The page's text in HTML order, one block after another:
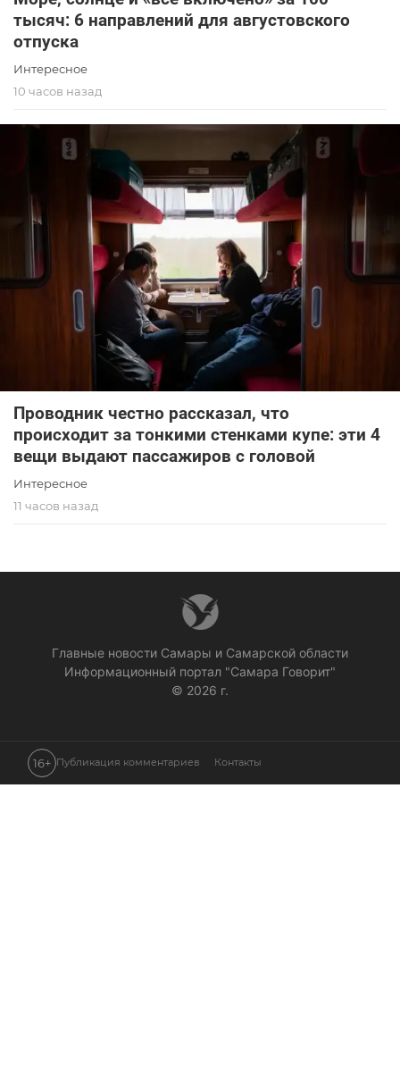
тысяч: 6 направлений для августовского
отпуска
Интересное
10 часов назад
Проводник честно рассказал, что
происходит за тонкими стенками купе: эти 4
вещи выдают пассажиров с головой
Интересное
11 часов назад
Главные новости Самары и Самарской области
Информационный портал "Самара Говорит"
© 2026 г.
16+ Публикация комментариев Контакты